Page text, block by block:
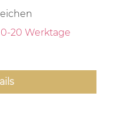
20 Werktage